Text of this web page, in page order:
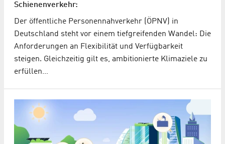
Schienenverkehr:
Der öffentliche Personennahverkehr (ÖPNV) in
Deutschland steht vor einem tiefgreifenden Wandel: Die
Anforderungen an Flexibilität und Verfügbarkeit
steigen. Gleichzeitig gilt es, ambitionierte Klimaziele zu
erfüllen…